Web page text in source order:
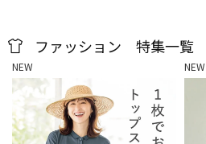
ファッション 特集一覧
NEW NEW